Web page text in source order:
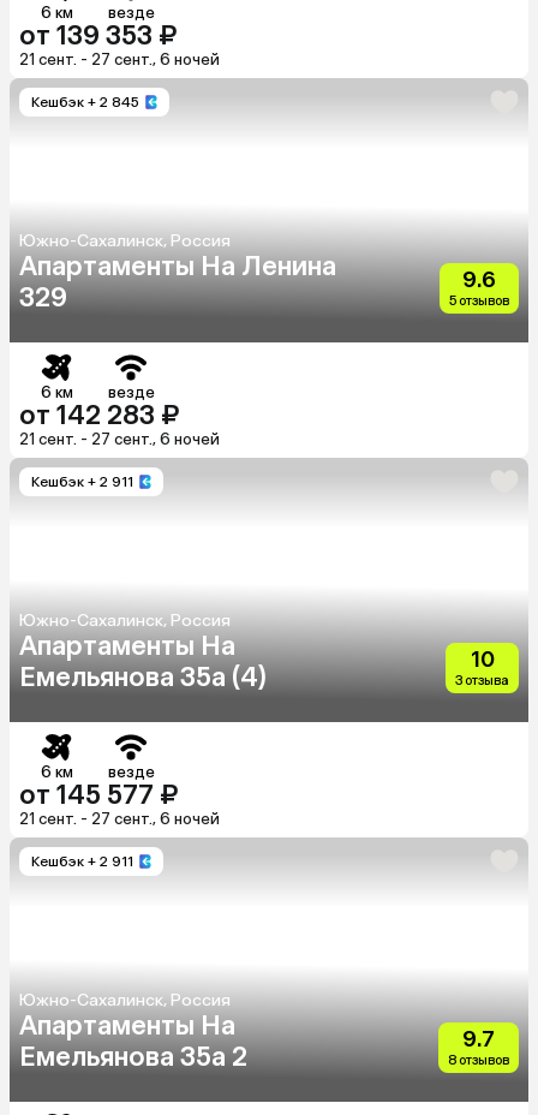
6 км везде
от 139 353 ₽
21 сент. - 27 сент., 6 ночей
Кешбэк + 2 845
Южно-Сахалинск, Россия
Апартаменты На Ленина
329
9.6
5 отзывов
6 км везде
от 142 283 ₽
21 сент. - 27 сент., 6 ночей
Кешбэк + 2 911
Южно-Сахалинск, Россия
Апартаменты На
Емельянова 35а (4)
10
3 отзыва
6 км везде
от 145 577 ₽
21 сент. - 27 сент., 6 ночей
Кешбэк + 2 911
Южно-Сахалинск, Россия
Апартаменты На
Емельянова 35а 2
9.7
8 отзывов